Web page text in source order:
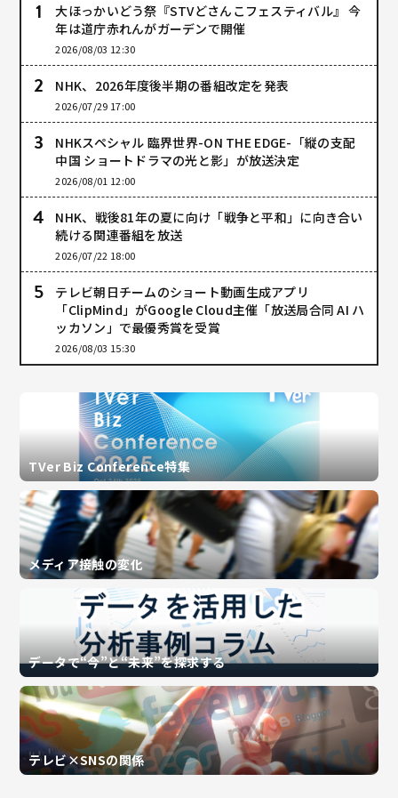
大ほっかいどう祭『STVどさんこフェスティバル』 今
年は道庁赤れんがガーデンで開催
2026/08/03 12:30
NHK、2026年度後半期の番組改定を発表
2026/07/29 17:00
NHKスペシャル 臨界世界-ON THE EDGE-「縦の支配
中国 ショートドラマの光と影」が放送決定
2026/08/01 12:00
NHK、戦後81年の夏に向け「戦争と平和」に向き合い
続ける関連番組を放送
2026/07/22 18:00
テレビ朝日チームのショート動画生成アプリ
「ClipMind」がGoogle Cloud主催「放送局合同 AI ハ
ッカソン」で最優秀賞を受賞
2026/08/03 15:30
TVer Biz Conference特集
メディア接触の変化
データで“今”と“未来”を探求する
テレビ×SNSの関係